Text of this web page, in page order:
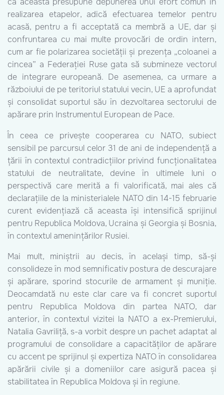
realizarea etapelor, adică efectuarea temelor pentru
acasă, pentru a fi acceptată ca membră a UE, dar și
confruntarea cu mai multe provocări de ordin intern,
cum ar fie polarizarea societății și prezența „coloanei a
cincea” a Federației Ruse gata să submineze vectorul
de integrare europeană. De asemenea, ca urmare a
războiului de pe teritoriul statului vecin, UE a aprofundat
și consolidat suportul său în dezvoltarea sectorului de
apărare prin Instrumentul European de Pace.
În ceea ce privește cooperarea cu NATO, subiect
sensibil pe parcursul celor 31 de ani de independență a
țării în contextul contradicțiilor privind funcționalitatea
statului de neutralitate, devine în ultimele luni o
perspectivă care merită a fi valorificată, mai ales că
declarațiile de la ministerialele NATO din 14-15 februarie
curent evidențiază că aceasta își intensifică sprijinul
pentru Republica Moldova, Ucraina și Georgia și Bosnia,
în contextul amenințărilor Rusiei.
Mai mult, miniștrii au decis, în același timp, să-și
consolideze în mod semnificativ postura de descurajare
și apărare, sporind stocurile de armament și muniție.
Deocamdată nu este clar care va fi concret suportul
pentru Republica Moldova din partea NATO, dar
anterior, în contextul vizitei la NATO a ex-Premierului,
Natalia Gavriliță, s-a vorbit despre un pachet adaptat al
programului de consolidare a capacităților de apărare
cu accent pe sprijinul și expertiza NATO în consolidarea
apărării civile și a domeniilor care asigură pacea și
stabilitatea în Republica Moldova și în regiune.